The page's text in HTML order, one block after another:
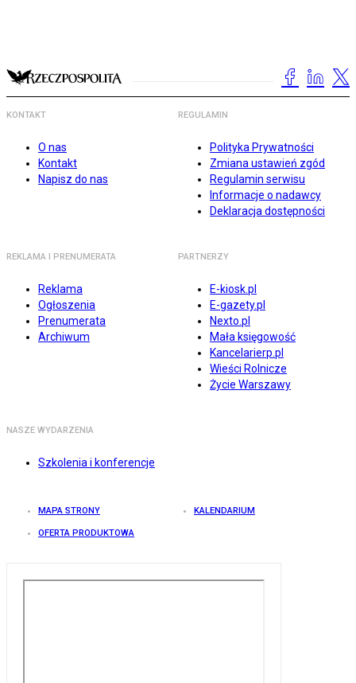
KONTAKT
O nas
Kontakt
Napisz do nas
REGULAMIN
Polityka Prywatności
Zmiana ustawień zgód
Regulamin serwisu
Informacje o nadawcy
Deklaracja dostępności
REKLAMA I PRENUMERATA
Reklama
Ogłoszenia
Prenumerata
Archiwum
PARTNERZY
E-kiosk.pl
E-gazety.pl
Nexto.pl
Mała księgowość
Kancelarierp.pl
Wieści Rolnicze
Życie Warszawy
NASZE WYDARZENIA
Szkolenia i konferencje
MAPA STRONY KALENDARIUM
OFERTA PRODUKTOWA